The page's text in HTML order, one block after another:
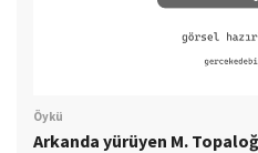
Öykü
Arkanda yürüyen M.